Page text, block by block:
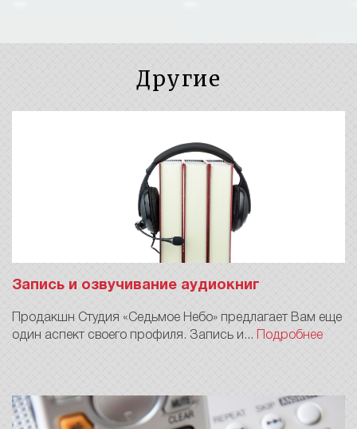
Другие
Запись и озвучивание аудиокниг
Продакшн Студия «Седьмое Небо» предлагает Вам еще
один аспект своего профиля. Запись и...
Подробнее